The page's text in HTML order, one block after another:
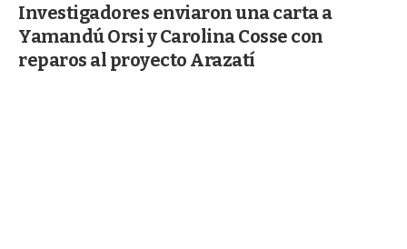
Investigadores enviaron una carta a
Yamandú Orsi y Carolina Cosse con
reparos al proyecto Arazatí